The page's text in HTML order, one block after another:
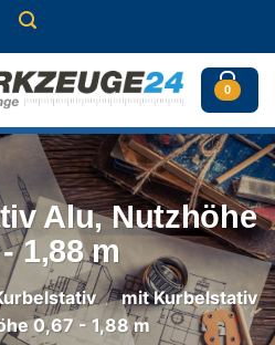
0
Alu, Nutzhöhe
1,88 m
/ mit Kurbelstativ
0,67 - 1,88 m